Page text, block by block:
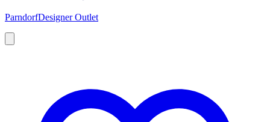
ParndorfDesigner Outlet